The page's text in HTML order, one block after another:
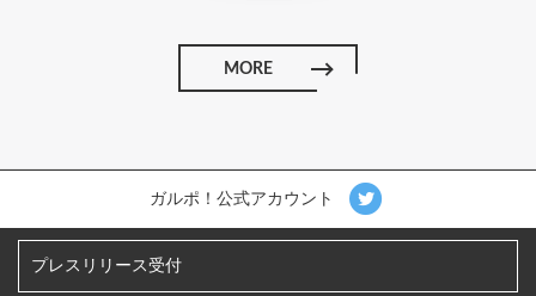
MORE
ガルポ！公式アカウント
プレスリリース受付